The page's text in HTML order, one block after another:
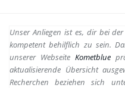
Unser Anliegen ist es, dir bei
kompetent behilflich zu sein.
unserer Webseite Kometblue
aktualisierende Übersicht
Recherchen beziehen sich